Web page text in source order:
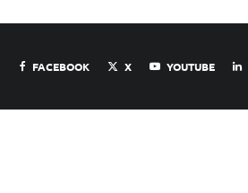
FACEBOOK X YOUTUBE